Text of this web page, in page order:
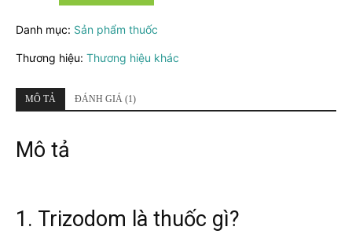
Điều
viêm
dạ
dày
tràng
Danh mục: Sản phẩm thuốc
Thương hiệu: Thương hiệu khác
MÔ TẢ ĐÁNH GIÁ (1)
Mô tả
1. Trizodom là thuốc gì?